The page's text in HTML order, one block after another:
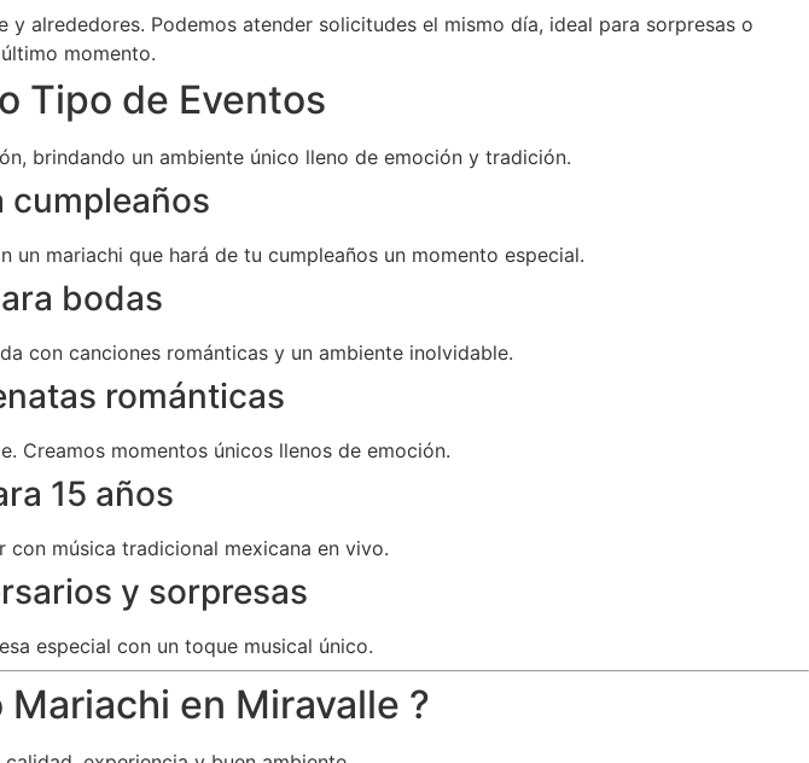
alrededores. Podemos atender solicitudes el mismo día, ideal para sorpresas o
momento.
Tipo de Eventos
brindando un ambiente único lleno de emoción y tradición.
cumpleaños
mariachi que hará de tu cumpleaños un momento especial.
bodas
con canciones románticas y un ambiente inolvidable.
románticas
Creamos momentos únicos llenos de emoción.
15 años
con música tradicional mexicana en vivo.
y sorpresas
especial con un toque musical único.
en Miravalle ?